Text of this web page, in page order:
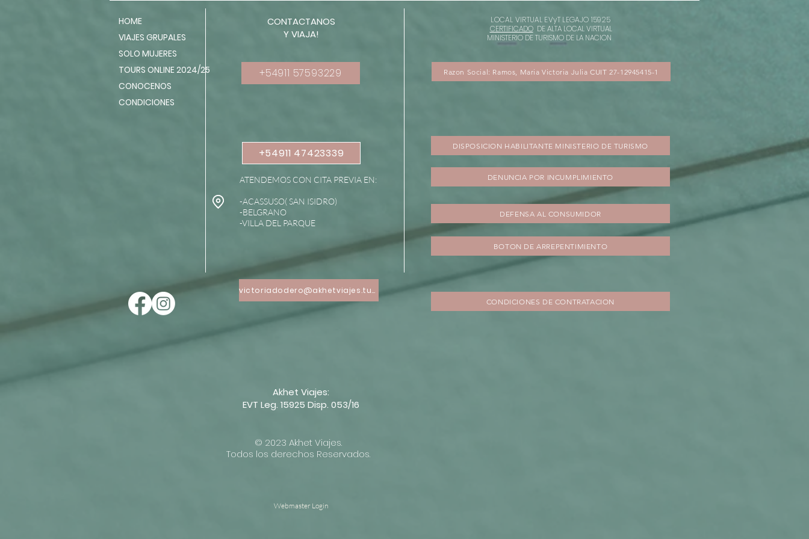
HOME
VIAJES GRUPALES
SOLO MUJERES
TOURS ONLINE 2024/25
CONOCENOS
CONDICIONES
CONTACTANOS
Y VIAJA!
+54911 47423339
+54911 57593229
ATENDEMOS CON CITA PREVIA EN:
-ACASSUSO( SAN ISIDRO)
-BELGRANO
-VILLA DEL PARQUE
victoriadodero@akhetviajes.tur.ar
Akhet Viajes:
EVT Leg. 15925 Disp. 053/16
© 2023 Akhet Viajes.
Todos los derechos Reservados.
Webmaster Login
LOCAL VIRTUAL EVyT LEGAJO 15925
CERTIFICADODE ALTA LOCAL VIRTUAL
MINISTERIO DE TURISMO DE LA NACION
Razon Social: Ramos, Maria Victoria Julia CUIT 27-12945415-1
DISPOSICION HABILITANTE MINISTERIO DE TURISMO
DENUNCIA POR INCUMPLIMIENTO
DEFENSA AL CONSUMIDOR
BOTON DE ARREPENTIMIENTO
CONDICIONES DE CONTRATACION